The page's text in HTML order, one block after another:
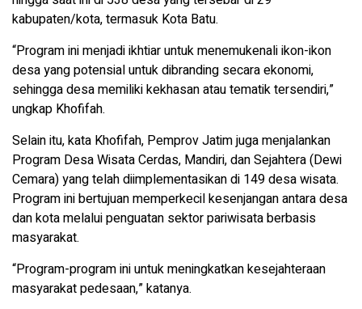
kabupaten/kota, termasuk Kota Batu.
“Program ini menjadi ikhtiar untuk menemukenali ikon-ikon
desa yang potensial untuk dibranding secara ekonomi,
sehingga desa memiliki kekhasan atau tematik tersendiri,”
ungkap Khofifah.
Selain itu, kata Khofifah, Pemprov Jatim juga menjalankan
Program Desa Wisata Cerdas, Mandiri, dan Sejahtera (Dewi
Cemara) yang telah diimplementasikan di 149 desa wisata.
Program ini bertujuan memperkecil kesenjangan antara desa
dan kota melalui penguatan sektor pariwisata berbasis
masyarakat.
“Program-program ini untuk meningkatkan kesejahteraan
masyarakat pedesaan,” katanya.